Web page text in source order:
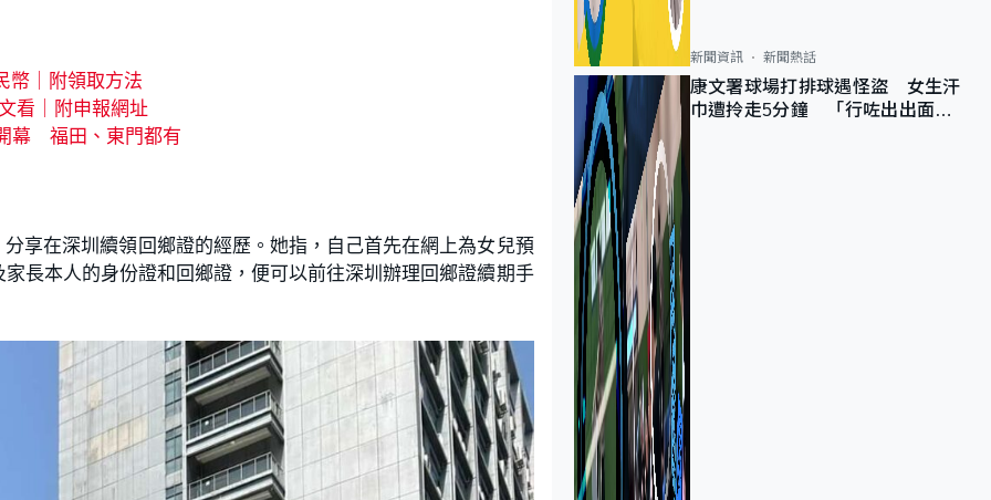
｜附領取方法
看｜附申報網址
幕 福田、東門都有
分享在深圳續領回鄉證的經歷。她指，自己首先在網上為女兒預
長本人的身份證和回鄉證，便可以前往深圳辦理回鄉證續期手
新聞資訊 新聞熱話
康文署球場打排球遇怪盜 女生汗
巾遭拎走5分鐘 「行咗出出面唔